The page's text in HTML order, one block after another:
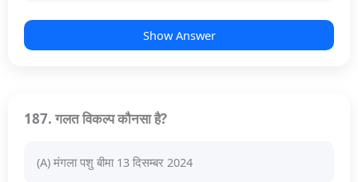
Show Answer
187. गलत विकल्प कौनसा है?
(A) मंगला पशु बीमा 13 दिसम्बर 2024